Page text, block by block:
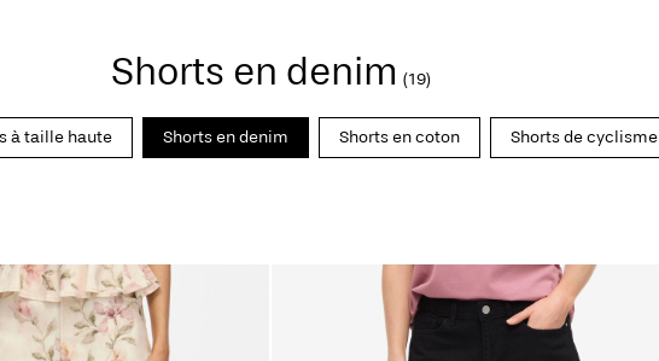
Shorts en denim (19)
à taille haute Shorts en denim Shorts en coton Shorts de cyclisme